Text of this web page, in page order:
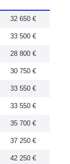
32 650 €
33 500 €
28 800 €
30 750 €
33 550 €
33 550 €
35 700 €
37 250 €
42 250 €